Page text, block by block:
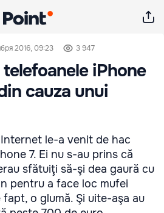
2016, 09:23 3 947
iPhone
cauza unui
le-a venit de hac
7. Ei nu s-au prins că
sfătuiţi să-şi dea gaură cu
pentru a face loc mufei
o glumă. Şi uite-aşa au